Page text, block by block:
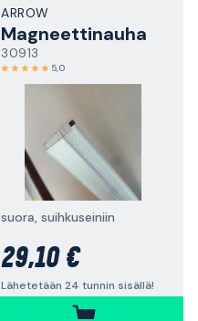
ARROW
Magneettinauha
30913
5,0
suora, suihkuseiniin
29,10 €
Lähetetään 24 tunnin sisällä!